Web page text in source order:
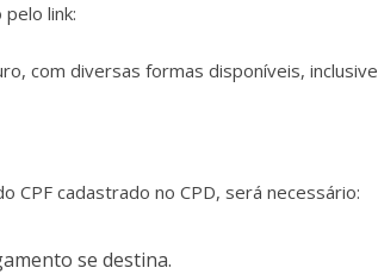
link:
com diversas formas disponíveis, inclusive
CPF cadastrado no CPD, será necessário:
se destina.